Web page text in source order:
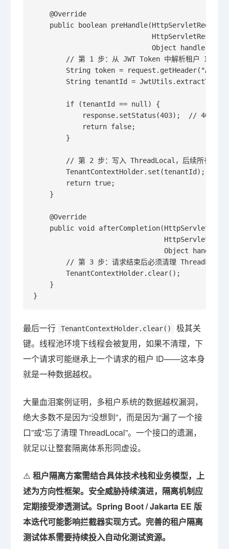
@Override
public boolean preHandle(HttpServletRequest
HttpServletResponse
Object handler) throws
// 第 1 步：从 JWT Token 中解析租户 ID（而非
String token =
String tenantId =
if (tenantId == null) {
response.setStatus(403);  // 403 Forbidden
return false;
}
// 第 2 步：写入 ThreadLocal，后续所有业务逻
TenantContextHolder.set(tenantId);
return true;
}
@Override
public void
HttpServletResponse
Object handler,
// 第 3 步：请求结束后必须清理 ThreadLocal，
TenantContextHolder.clear();
}
}
最后一行 TenantContextHolder.clear()
极其关
键。线程池环境下线程会被复用，如果不清理，下
一个请求可能继承上一个请求的租户 ID——这本身
就是一种数据越权。
大量血泪案例证明，多租户系统的数据越权漏洞，
绝大多数不是因为“没想到”，而是因为“漏了一个接
口”或“忘了清理 ThreadLocal”。一个接口的遗漏，
就足以让整套隔离体系形同虚设。
⚠️ 租户隔离方案需结合具体技术栈和业务模型，上
述为方向性框架。安全威胁持续演进，隔离机制应
定期接受渗透测试。Spring Boot / Jakarta EE 版
本迭代可能影响拦截器实现方式。完善的租户隔离
测试体系需要持续投入自动化测试资源。